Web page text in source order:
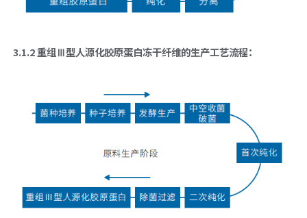
3.1.2 重组Ⅲ型人源化胶原蛋白冻干纤维的生产工艺流程：